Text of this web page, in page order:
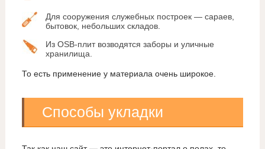
Для сооружения служебных построек — сараев,
бытовок, небольших складов.
Из OSB-плит возводятся заборы и уличные
хранилища.
То есть применение у материала очень широкое.
Способы укладки